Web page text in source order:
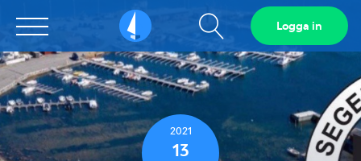
Sailarena Visa
sökfält
Logga in
2021
13